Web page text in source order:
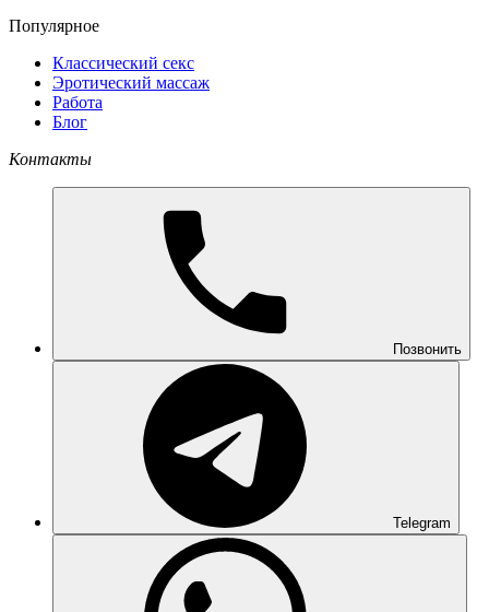
Популярное
Классический секс
Эротический массаж
Работа
Блог
Контакты
Позвонить
Telegram